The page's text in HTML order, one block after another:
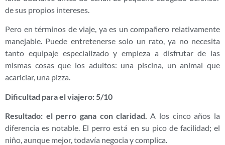
de sus propios intereses.
Pero en términos de viaje, ya es un compañero relativamente
manejable. Puede entretenerse solo un rato, ya no necesita
tanto equipaje especializado y empieza a disfrutar de las
mismas cosas que los adultos: una piscina, un animal que
acariciar, una pizza.
Dificultad para el viajero: 5/10
Resultado: el perro gana con claridad. A los cinco años la
diferencia es notable. El perro está en su pico de facilidad; el
niño, aunque mejor, todavía negocia y complica.